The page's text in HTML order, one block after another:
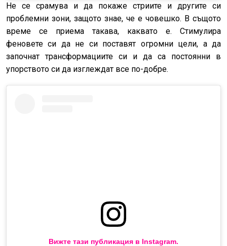
Не се срамува и да покаже стриите и другите си
проблемни зони, защото знае, че е човешко. В същото
време се приема такава, каквато е. Стимулира
феновете си да не си поставят огромни цели, а да
започнат трансформациите си и да са постоянни в
упорството си да изглеждат все по-добре.
Вижте тази публикация в Instagram.